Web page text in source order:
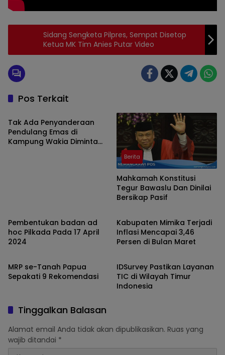
Bawaslu
nemangkawipos.com
media grup dewan
pers
Sidang Sengketa Pilpres, Sempat Disetop
Ketua MK Tim Anies Putar Video
Pos Terkait
Berita
Tak Ada Penyanderaan
Pendulang Emas di
Kampung Wakia Diminta
Berita
Mahkamah Konstitusi
Tegur Bawaslu Dan Dinilai
Bersikap Pasif
Pembentukan badan ad
hoc Pilkada Pada 17 April
2024
Berita
Kabupaten Mimika Terjadi
Inflasi Mencapai 3,46
Persen di Bulan Maret
Berita
MRP se-Tanah Papua
Sepakati 9 Rekomendasi
Berita
IDSurvey Pastikan Layanan
TIC di Wilayah Timur
Indonesia
Tinggalkan Balasan
Alamat email Anda tidak akan dipublikasikan. Ruas yang
wajib ditandai *